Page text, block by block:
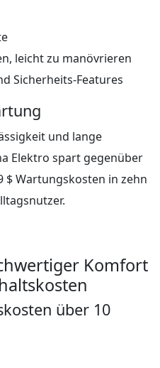
leicht zu manövrieren
Sicherheits-Features
und lange
Elektro spart gegenüber
$ Wartungskosten in zehn
Komfort
über 10